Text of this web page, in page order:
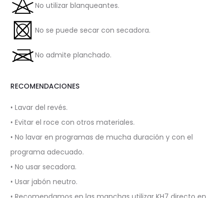
No utilizar blanqueantes.
No se puede secar con secadora.
No admite planchado.
RECOMENDACIONES
• Lavar del revés.
• Evitar el roce con otros materiales.
• No lavar en programas de mucha duración y con el
programa adecuado.
• No usar secadora.
• Usar jabón neutro.